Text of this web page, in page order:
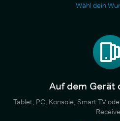
Wähl dein
Auf dem Gerät
Tablet, PC, Konsole, Smart TV